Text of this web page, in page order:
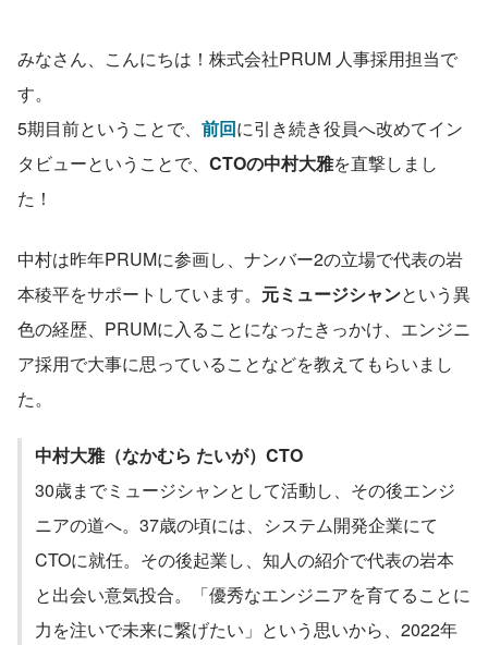
みなさん、こんにちは！株式会社PRUM 人事採用担当で
す。
5期目前ということで、 前回に引き続き役員へ改めてイン
タビューということで、 CTOの中村大雅を直撃しまし
た！
中村は昨年PRUMに参画し、ナンバー2の立場で代表の岩
本稜平をサポートしています。 元ミュージシャンという異
色の経歴、PRUMに入ることになったきっかけ、エンジニ
ア採用で大事に思っていることなどを教えてもらいまし
た。
中村大雅（なかむら たいが）CTO
30歳までミュージシャンとして活動し、その後エンジ
ニアの道へ。37歳の頃には、システム開発企業にて
CTOに就任。その後起業し、知人の紹介で代表の岩本
と出会い意気投合。「優秀なエンジニアを育てることに
力を注いで未来に繋げたい」という思いから、2022年